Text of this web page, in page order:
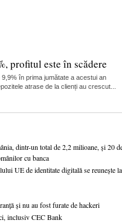
profitul este în scădere
în prima jumătate a acestui an
atrase de la clienți au crescut...
dintr-un total de 2,2 milioane, și 20
cu banca
UE de identitate digitală se reunește la
și nu au fost furate de hackeri
inclusiv CEC Bank